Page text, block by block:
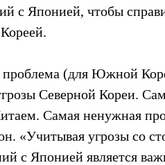
с Японией, чтобы
(для Южной
Северной Кореи.
Самая ненужная
«Учитывая угрозы со
с Японией является